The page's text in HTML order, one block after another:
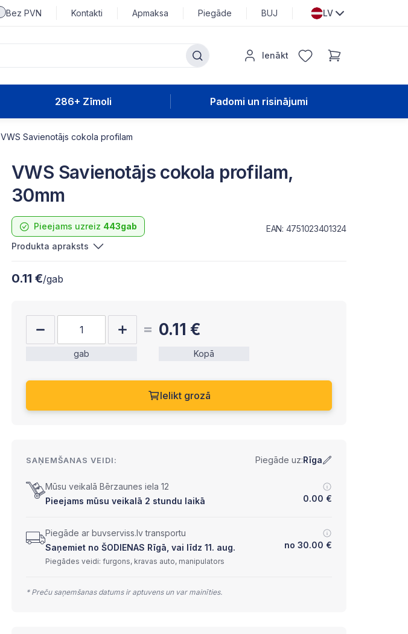
Bez PVN Kontakti Apmaksa Piegāde BUJ LV
Ienākt
286+ Zīmoli Padomi un risinājumi
VWS Savienotājs cokola profilam
VWS Savienotājs cokola profilam,
30mm
Pieejams uzreiz 443gab
EAN: 4751023401324
Produkta apraksts
0.11 €/gab
gab
0.11 €
Kopā
Ielikt grozā
SAŅEMŠANAS VEIDI: Piegāde uz:Rīga
Mūsu veikalā Bērzaunes iela 12
Pieejams mūsu veikalā 2 stundu laikā
0.00 €
Piegāde ar buvserviss.lv transportu
Saņemiet no ŠODIENAS Rīgā, vai līdz 11. aug.
no 30.00 €
Piegādes veidi: furgons, kravas auto, manipulators
* Preču saņemšanas datums ir aptuvens un var mainīties.